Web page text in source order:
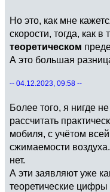
Но это, как мне
скорости, тогда, как
теоретическом
А это большая
-- 04.12.2023, 09:58 --
Более того, я нигде
рассчитать
мобиля, с учётом
сжимаемости
нет.
А эти заявляют уже
теоретические цифры